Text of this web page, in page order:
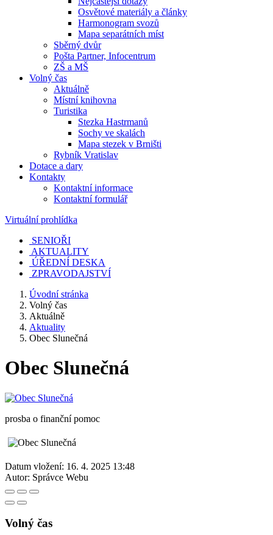
Osvětové materiály a články
Harmonogram svozů
Mapa separátních míst
Sběrný dvůr
Pošta Partner, Infocentrum
ZŠ a MŠ
Volný čas
Aktuálně
Místní knihovna
Turistika
Stezka Hastrmanů
Sochy ve skalách
Mapa stezek v Brništi
Rybník Vratislav
Dotace a dary
Kontakty
Kontaktní informace
Kontaktní formulář
Virtuální prohlídka
SENIOŘI
AKTUALITY
ÚŘEDNÍ DESKA
ZPRAVODAJSTVÍ
Úvodní stránka
Volný čas
Aktuálně
Aktuality
Obec Slunečná
Obec Slunečná
prosba o finanční pomoc
Datum vložení: 16. 4. 2025 13:48
Autor: Správce Webu
Volný čas